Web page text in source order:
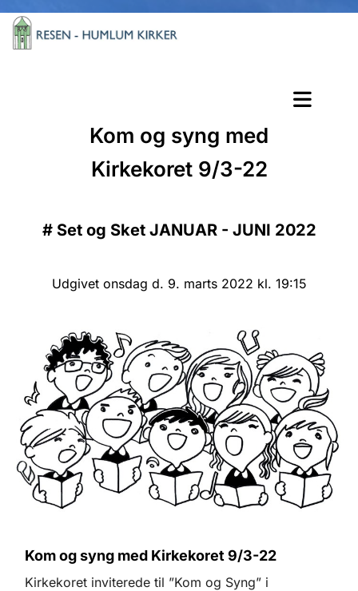
Kom og syng med
Kirkekoret 9/3-22
# Set og Sket JANUAR - JUNI 2022
Udgivet onsdag d. 9. marts 2022 kl. 19:15
Kom og syng med Kirkekoret 9/3-22
Kirkekoret inviterede til ”Kom og Syng” i